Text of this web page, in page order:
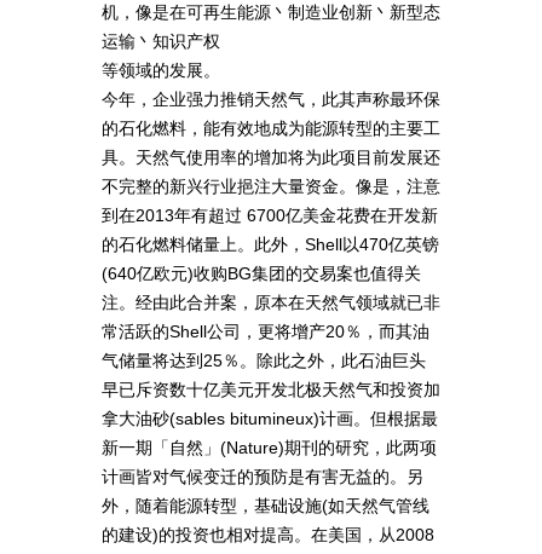
机，像是在可再生能源丶制造业创新丶新型态
运输丶知识产权
等领域的发展。
今年，企业强力推销天然气，此其声称最环保
的石化燃料，能有效地成为能源转型的主要工
具。天然气使用率的增加将为此项目前发展还
不完整的新兴行业挹注大量资金。像是，注意
到在2013年有超过 6700亿美金花费在开发新
的石化燃料储量上。此外，Shell以470亿英镑
(640亿欧元)收购BG集团的交易案也值得关
注。经由此合并案，原本在天然气领域就已非
常活跃的Shell公司，更将增产20％，而其油
气储量将达到25％。除此之外，此石油巨头
早已斥资数十亿美元开发北极天然气和投资加
拿大油砂(sables bitumineux)计画。但根据最
新一期「自然」(Nature)期刊的研究，此两项
计画皆对气候变迁的预防是有害无益的。另
外，随着能源转型，基础设施(如天然气管线
的建设)的投资也相对提高。在美国，从2008